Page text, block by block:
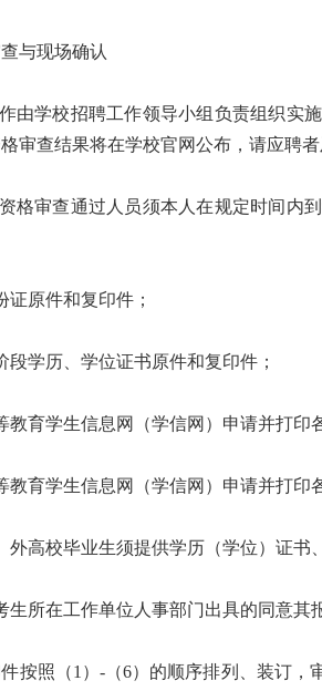
与现场确认
由学校招聘工作领导小组负责组织实
审查结果将在学校官网公布，请应聘者
格审查通过人员须本人在规定时间内
证原件和复印件；
段学历、学位证书原件和复印件；
教育学生信息网（学信网）申请并打印
教育学生信息网（学信网）申请并打印
外高校毕业生须提供学历（学位）证
生所在工作单位人事部门出具的同意其
按照（1）-（6）的顺序排列、装订